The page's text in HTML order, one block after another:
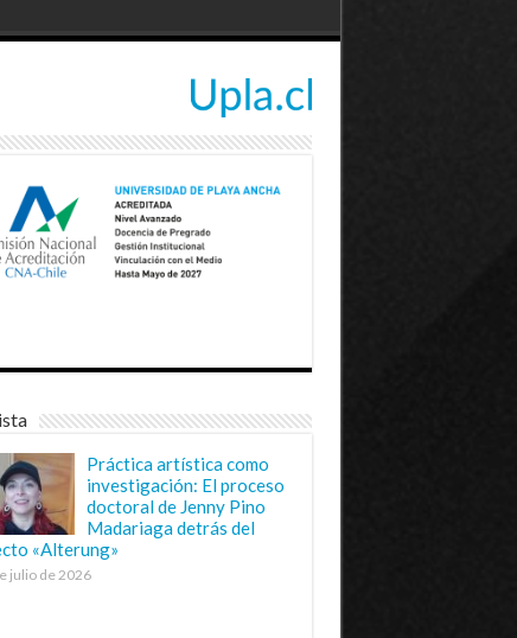
Práctica artística como
investigación: El proceso
doctoral de Jenny Pino
Madariaga detrás del
«Alterung»
julio de 2026